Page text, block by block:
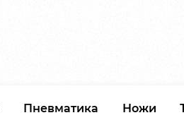
Пневматика Ножи